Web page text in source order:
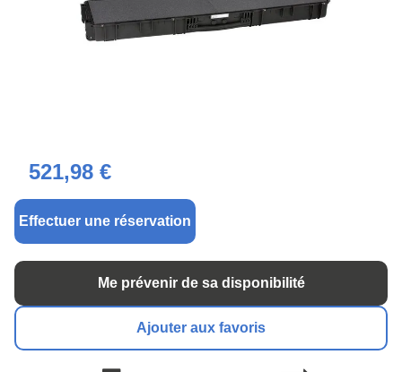
521,98 €
Effectuer une réservation
Me prévenir de sa disponibilité
Ajouter aux favoris